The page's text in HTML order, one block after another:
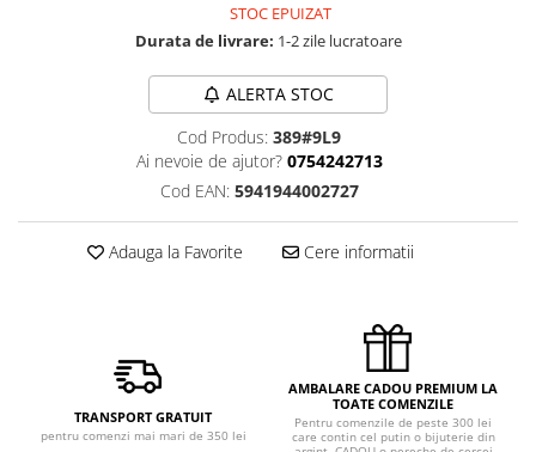
STOC EPUIZAT
Durata de livrare: 1-2 zile lucratoare
ALERTA STOC
Cod Produs: 389#9L9
Ai nevoie de ajutor? 0754242713
Cod EAN: 5941944002727
Adauga la Favorite Cere informatii
TRANSPORT GRATUIT
pentru comenzi mai mari de 350 lei
AMBALARE CADOU PREMIUM LA
TOATE COMENZILE
Pentru comenzile de peste 300 lei
care contin cel putin o bijuterie din